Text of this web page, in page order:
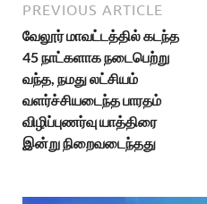
PREVIOUS ARTICLE
வேலூர் மாவட்டத்தில் கடந்த
45 நாட்களாக நடைபெற்று
வந்த, நமது லட்சியம்
வளர்ச்சியடைந்த பாரதம்
விழிப்புணர்வு யாத்திரை
இன்று நிறைவடைந்தது